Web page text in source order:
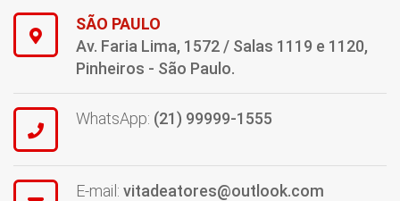
SÃO PAULO
Av. Faria Lima, 1572 / Salas 1119 e 1120,
Pinheiros - São Paulo.
WhatsApp: (21) 99999-1555
E-mail: vitadeatores@outlook.com